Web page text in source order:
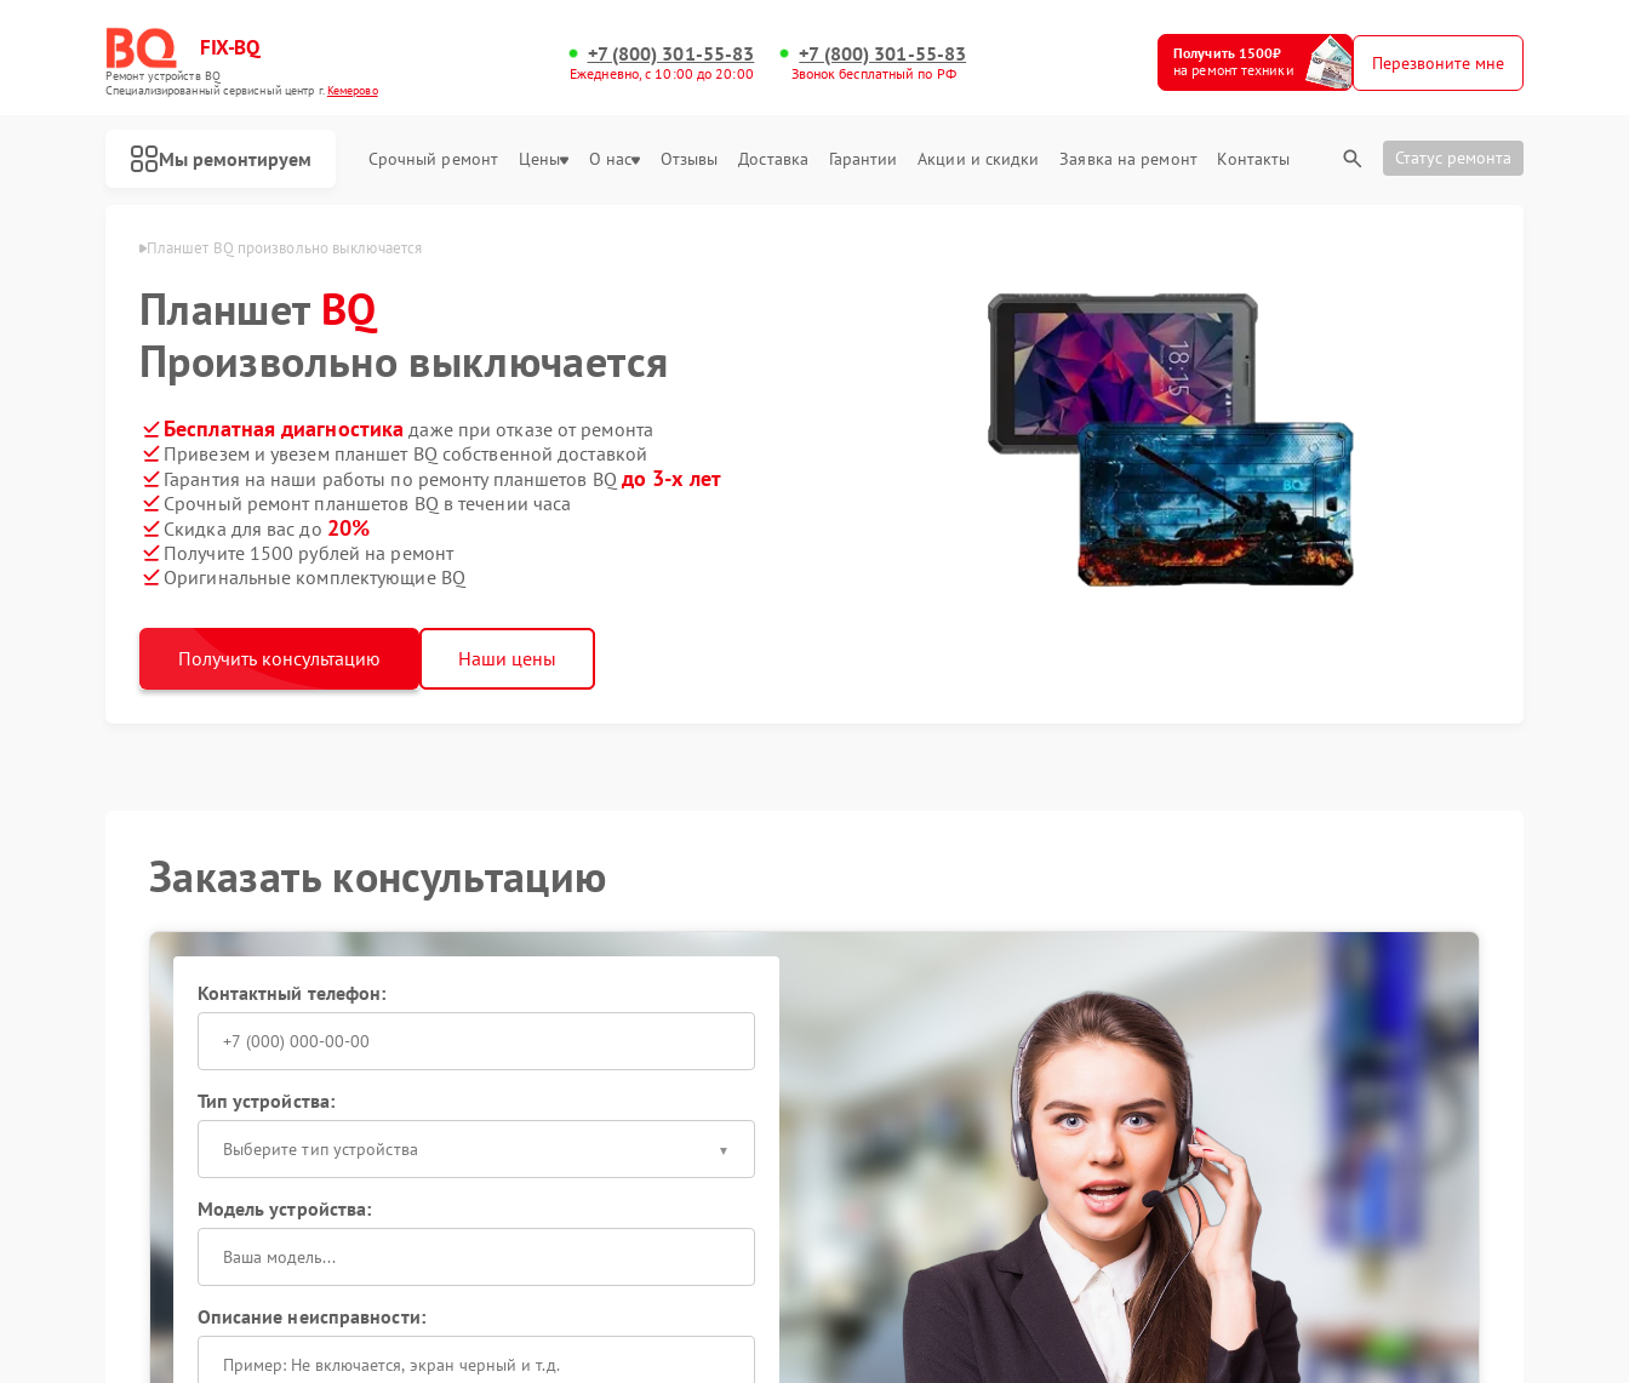
FIX-BQ
Ремонт устройств BQ
Специализированный cервисный центр г.Кемерово
+7 (800) 301-55-83
Ежедневно, с 10:00 до 20:00
+7 (800) 301-55-83
Звонок бесплатный по РФ
Получить 1500₽
на ремонт техники
Перезвоните мне
Мы ремонтируем Срочный ремонт Цены О нас Отзывы Доставка Гарантии Акции и скидки Заявка на ремонт Контакты Статус ремонта
Планшет BQ произвольно выключается
Планшет BQ
Произвольно выключается
Бесплатная диагностика даже при отказе от ремонта
Привезем и увезем планшет BQ собственной доставкой
Гарантия на наши работы по ремонту планшетов BQ до 3-х лет
Срочный ремонт планшетов BQ в течении часа
Скидка для вас до 20%
Получите 1500 рублей на ремонт
Оригинальные комплектующие BQ
Получить консультацию Наши цены
Заказать консультацию
Контактный телефон:
Тип устройства:
Выберите тип устройства
Модель устройства:
Описание неисправности: